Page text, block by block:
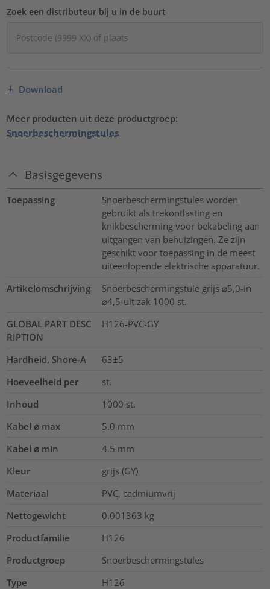
Zoek een distributeur bij u in de buurt
Download
Meer producten uit deze productgroep:
Snoerbeschermingstules
Basisgegevens
Toepassing
Snoerbeschermingstules worden
gebruikt als trekontlasting en
knikbescherming voor bekabeling aan
uitgangen van behuizingen. Ze zijn
geschikt voor toepassing in de meest
uiteenlopende elektrische apparatuur.
Artikelomschrijving
Snoerbeschermingstule grijs ⌀5,0-in
⌀4,5-uit zak 1000 st.
GLOBAL PART DESC
RIPTION
H126-PVC-GY
Hardheid, Shore-A
63±5
Hoeveelheid per
st.
Inhoud
1000 st.
Kabel ⌀ max
5.0 mm
Kabel ⌀ min
4.5 mm
Kleur
grijs (GY)
Materiaal
PVC, cadmiumvrij
Nettogewicht
0.001363 kg
Productfamilie
H126
Productgroep
Snoerbeschermingstules
Type
H126